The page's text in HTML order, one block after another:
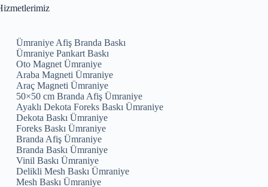
Ümraniye Afiş Branda Baskı
Ümraniye Pankart Baskı
Oto Magnet Ümraniye
Araba Magneti Ümraniye
Araç Magneti Ümraniye
50×50 cm Branda Afiş Ümraniye
Ayaklı Dekota Foreks Baskı Ümraniye
Dekota Baskı Ümraniye
Foreks Baskı Ümraniye
Branda Afiş Ümraniye
Branda Baskı Ümraniye
Vinil Baskı Ümraniye
Delikli Mesh Baskı Ümraniye
Mesh Baskı Ümraniye